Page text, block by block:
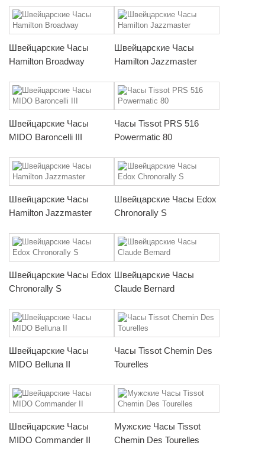
Швейцарские Часы
Hamilton Broadway
Швейцарские Часы
Hamilton Jazzmaster
Швейцарские Часы
MIDO Baroncelli III
Часы Tissot PRS 516
Powermatic 80
Швейцарские Часы
Hamilton Jazzmaster
Швейцарские Часы Edox
Chronorally S
Швейцарские Часы Edox
Chronorally S
Швейцарские Часы
Claude Bernard
Швейцарские Часы
MIDO Belluna II
Часы Tissot Chemin Des
Tourelles
Швейцарские Часы
MIDO Commander II
Мужские Часы Tissot
Chemin Des Tourelles